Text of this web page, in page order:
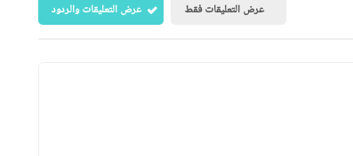
عرض التعليقات فقط عرض التعليقات والردود